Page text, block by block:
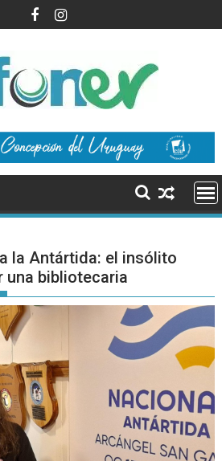
la Antártida: el insólito
una bibliotecaria